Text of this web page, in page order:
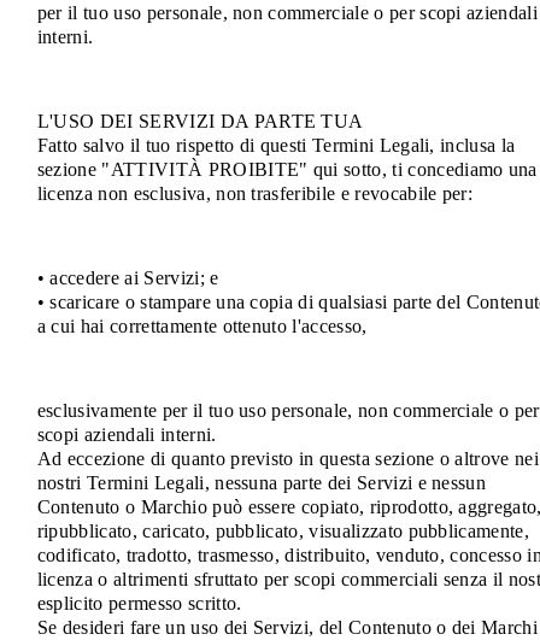
per il tuo uso personale, non commerciale o per scopi aziendali
interni.
L'USO DEI SERVIZI DA PARTE TUA
Fatto salvo il tuo rispetto di questi Termini Legali, inclusa la
sezione "ATTIVITÀ PROIBITE" qui sotto, ti concediamo una
licenza non esclusiva, non trasferibile e revocabile per:
• accedere ai Servizi; e
• scaricare o stampare una copia di qualsiasi parte del
a cui hai correttamente ottenuto l'accesso,
esclusivamente per il tuo uso personale, non commerciale o per
scopi aziendali interni.
Ad eccezione di quanto previsto in questa sezione o altrove nei
nostri Termini Legali, nessuna parte dei Servizi e nessun
Contenuto o Marchio può essere copiato, riprodotto,
ripubblicato, caricato, pubblicato, visualizzato pubblicamente,
codificato, tradotto, trasmesso, distribuito, venduto, concesso
licenza o altrimenti sfruttato per scopi commerciali senza il
esplicito permesso scritto.
Se desideri fare un uso dei Servizi, del Contenuto o dei Marchi